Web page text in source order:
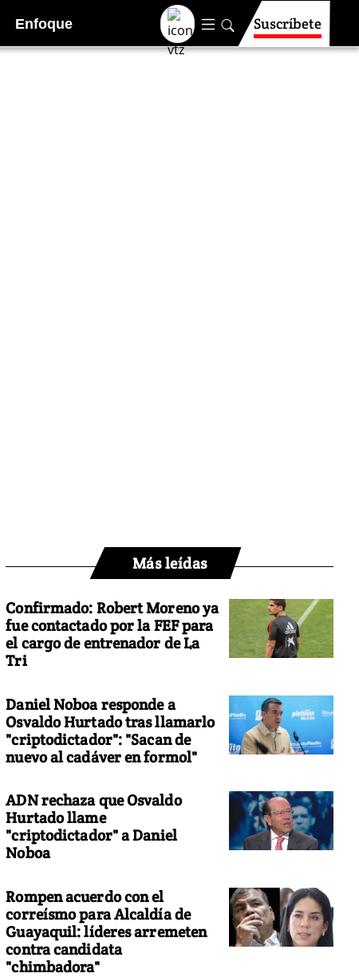
Enfoque Suscríbete
Más leídas
Confirmado: Robert Moreno ya
fue contactado por la FEF para
el cargo de entrenador de La
Tri
Daniel Noboa responde a
Osvaldo Hurtado tras llamarlo
"criptodictador": "Sacan de
nuevo al cadáver en formol"
ADN rechaza que Osvaldo
Hurtado llame
"criptodictador" a Daniel
Noboa
Rompen acuerdo con el
correísmo para Alcaldía de
Guayaquil: líderes arremeten
contra candidata
"chimbadora"